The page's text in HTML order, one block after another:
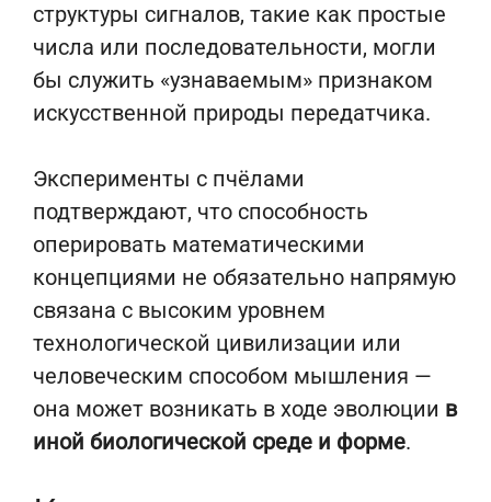
структуры сигналов, такие как простые
числа или последовательности, могли
бы служить «узнаваемым» признаком
искусственной природы передатчика.
Эксперименты с пчёлами
подтверждают, что способность
оперировать математическими
концепциями не обязательно напрямую
связана с высоким уровнем
технологической цивилизации или
человеческим способом мышления —
она может возникать в ходе эволюции в
иной биологической среде и форме.